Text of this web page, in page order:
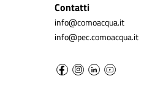
Contatti
info@comoacqua.it
info@pec.comoacqua.it